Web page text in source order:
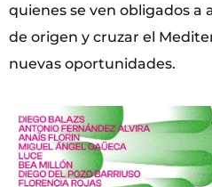
quienes se ven obligados a
de origen y cruzar el
nuevas oportunidades.